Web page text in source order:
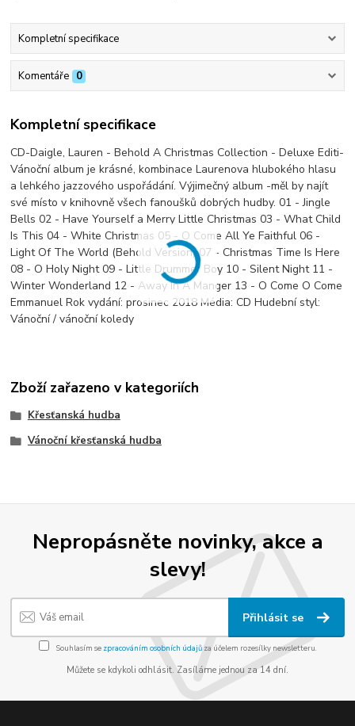
Kompletní specifikace
Komentáře 0
Kompletní specifikace
CD-Daigle, Lauren - Behold A Christmas Collection - Deluxe Editi-
Vánoční album je krásné, kombinace Laurenova hlubokého hlasu
a lehkého jazzového uspořádání. Výjimečný album -měl by najít
své místo v knihovně všech fanoušků dobrých hudby. 01 - Jingle
Bells 02 - Have Yourself a Merry Little Christmas 03 - What Child
Is This 04 - White Christmas 05 - O Come All Ye Faithful 06 -
Light Of The World (Behold Version) 07 - Christmas Time Is Here
08 - O Holy Night 09 - Little Drummer Boy 10 - Silent Night 11 -
Winter Wonderland 12 - Away In A Manger 13 - O Come O Come
Emmanuel Rok vydání: prosinec 2018 Média: CD Hudební styl:
Vánoční / vánoční koledy
Zboží zařazeno v kategoriích
Křesťanská hudba
Vánoční křesťanská hudba
Nepropásněte novinky, akce a
slevy!
Přihlásit se
Souhlasím se zpracováním osobních údajůza účelem rozesílky newsletteru.
Můžete se kdykoli odhlásit. Zasíláme jednou za 14 dní.